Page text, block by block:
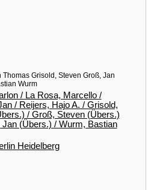
Thomas Grisold, Steven Groß, Jan
Wurm
/ La Rosa, Marcello /
/ Reijers, Hajo A. / Grisold,
/ Groß, Steven (Übers.)
Jan (Übers.) / Wurm, Bastian
Heidelberg